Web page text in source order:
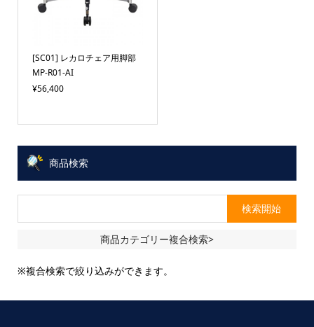
[SC01] レカロチェア用脚部
MP-R01-AI
¥56,400
商品検索
商品カテゴリー複合検索>
※複合検索で絞り込みができます。